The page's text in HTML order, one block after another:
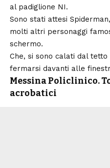
al padiglione NI.
Sono stati attesi
molti altri personaggi
schermo.
Che, si sono calati dal
fermarsi davanti alle
Messina Policlinico.
acrobatici